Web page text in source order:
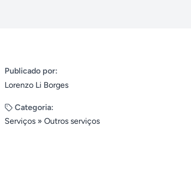
Publicado por:
Lorenzo Li Borges
Categoria:
Serviços » Outros serviços